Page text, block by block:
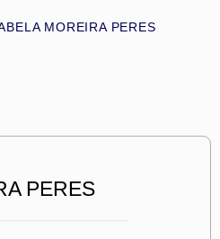
MOREIRA PERES
PERES